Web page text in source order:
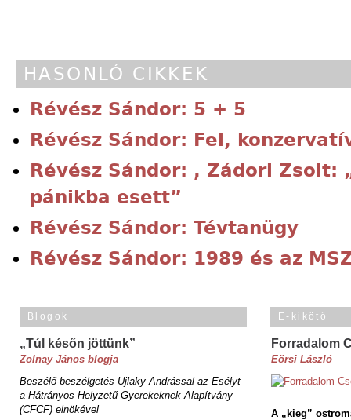
HASONLÓ CIKKEK
Révész Sándor: 5 + 5
Révész Sándor: Fel,
Révész Sándor: , Zádori Zsolt:
pánikba esett”
Révész Sándor: Tévtanügy
Révész Sándor: 1989 és az
Blogok
„Túl későn jöttünk”
Zolnay János blogja
Beszélő-beszélgetés Ujlaky Andrással az Esélyt
a Hátrányos Helyzetű Gyerekeknek Alapítvány
(CFCF) elnökével
E-kikötő
Forradalom
Eörsi László
A „kieg”